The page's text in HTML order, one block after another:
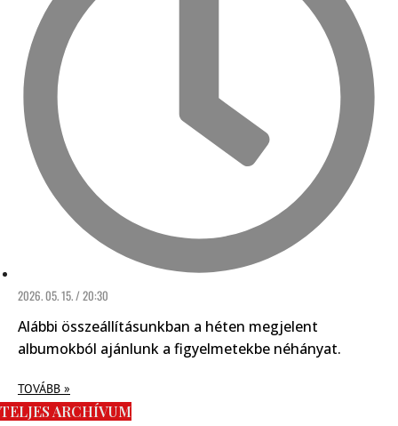
2026. 05. 15. / 20:30
Alábbi összeállításunkban a héten megjelent
albumokból ajánlunk a figyelmetekbe néhányat.
TOVÁBB »
TELJES ARCHÍVUM